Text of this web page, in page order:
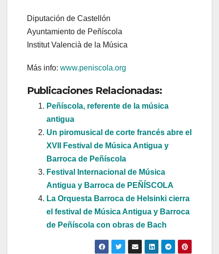
Diputación de Castellón
Ayuntamiento de Peñíscola
Institut Valencià de la Música
Más info: www.peniscola.org
Publicaciones Relacionadas:
Peñíscola, referente de la música
antigua
Un piromusical de corte francés abre el
XVII Festival de Música Antigua y
Barroca de Peñíscola
Festival Internacional de Música
Antigua y Barroca de PEÑÍSCOLA
La Orquesta Barroca de Helsinki cierra
el festival de Música Antigua y Barroca
de Peñíscola con obras de Bach